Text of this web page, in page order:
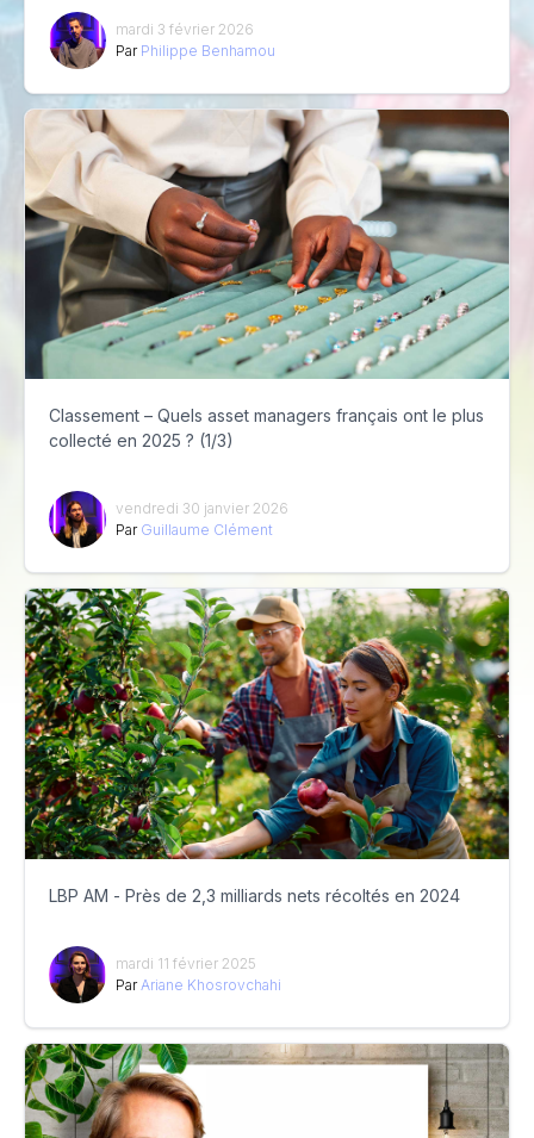
mardi 3 février 2026
Par Philippe Benhamou
Classement – Quels asset managers français ont le plus
collecté en 2025 ? (1/3)
vendredi 30 janvier 2026
Par Guillaume Clément
LBP AM - Près de 2,3 milliards nets récoltés en 2024
mardi 11 février 2025
Par Ariane Khosrovchahi